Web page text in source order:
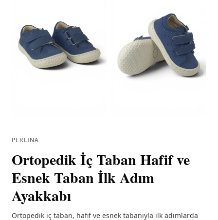
PERLINA
Ortopedik İç Taban Hafif ve
Esnek Taban İlk Adım
Ayakkabı
Ortopedik iç taban, hafif ve esnek tabanıyla ilk adımlarda